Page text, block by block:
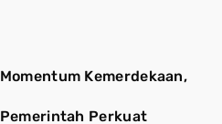
Momentum Kemerdekaan,
Pemerintah Perkuat